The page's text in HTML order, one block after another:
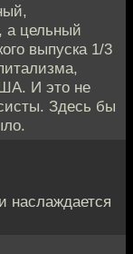
а цельный
выпуска 1/3
И это не
Здесь бы
наслаждается